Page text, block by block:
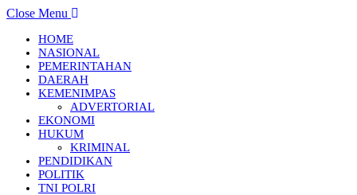
Close Menu
HOME
NASIONAL
PEMERINTAHAN
DAERAH
KEMENIMPAS
ADVERTORIAL
EKONOMI
HUKUM
KRIMINAL
PENDIDIKAN
POLITIK
TNI POLRI